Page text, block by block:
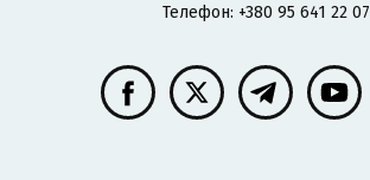
Телефон: +380 95 641 22 07